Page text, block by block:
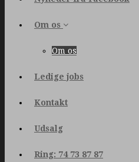
Om os
Om os
Ledige jobs
Kontakt
Udsalg
Ring: 74 73 87 87